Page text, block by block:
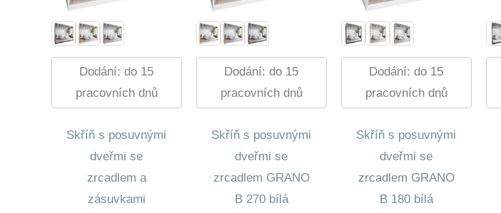
Dodání: do 15
pracovních dnů
Skříň s posuvnými
dveřmi se
zrcadlem a
zásuvkami
Dodání: do 15
pracovních dnů
Skříň s posuvnými
dveřmi se
zrcadlem GRANO
B 270 bílá
Dodání: do 15
pracovních dnů
Skříň s posuvnými
dveřmi se
zrcadlem GRANO
B 180 bílá